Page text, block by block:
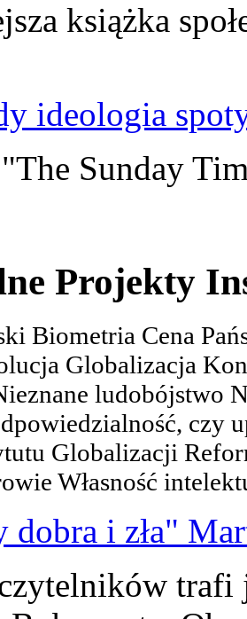
książka
ideologia
Sunday
Projekty
Biometria Cena
Globalizacja
ludobójstwo
czy
Globalizacji
Własność
dobra i zła"
trafi